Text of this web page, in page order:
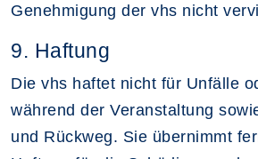
Genehmigung der vhs nicht
9. Haftung
Die vhs haftet nicht für Unfälle
während der Veranstaltung
und Rückweg. Sie übernimmt